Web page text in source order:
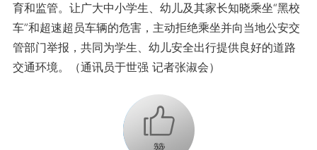
育和监管。让广大中小学生、幼儿及其家长知晓乘坐“黑校
车”和超速超员车辆的危害，主动拒绝乘坐并向当地公安交
管部门举报，共同为学生、幼儿安全出行提供良好的道路
交通环境。（通讯员于世强 记者张淑会）
+1